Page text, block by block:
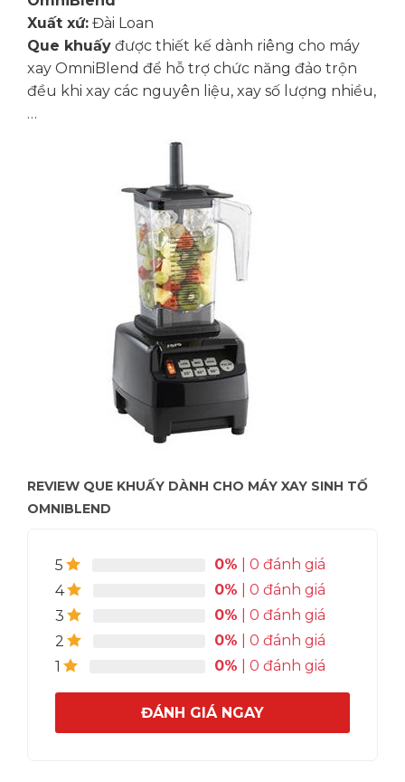
Xuất xứ:Đài Loan
Que khuấyđược thiết kế dành riêng cho máy
xay OmniBlend để hỗ trợ chức năng đảo trộn
đều khi xay các nguyên liệu, xay số lượng nhiều,
…
REVIEW QUE KHUẤY DÀNH CHO MÁY XAY SINH TỐ
OMNIBLEND
5 0% | 0 đánh giá
4
0% | 0 đánh giá
3
0% | 0 đánh giá
2
0% | 0 đánh giá
1
0% | 0 đánh giá
ĐÁNH GIÁ NGAY